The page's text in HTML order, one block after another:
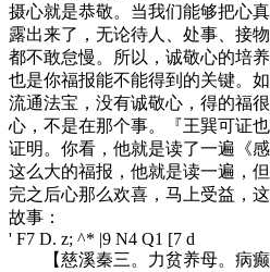
摄心就是恭敬。当我们能够把心
露出来了，无论待人、处事、接
都不敢怠慢。所以，诚敬心的培
也是你福报能不能得到的关键。
流通法宝，没有诚敬心，得的福
心，不是在那个事。『王巽可证
证明。你看，他就是读了一遍《
这么大的福报，他就是读一遍，
完之后心那么欢喜，马上受益，
故事：
' F7 D. z; ^* |9 N4 Q1 [7 d
【慈溪秦三。力贫养母。病癫